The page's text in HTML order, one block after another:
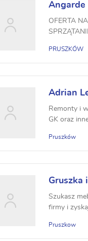
Angarde
OFERTA
PRUSZKÓW
Adrian
Remonty i
GK oraz
Pruszków
Gruszka
Szukasz
firmy i
Pruszkow